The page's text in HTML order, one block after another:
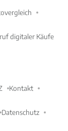
digitaler Käufe
Kontakt
Datenschutz